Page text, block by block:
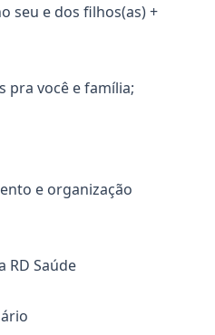
seu e dos filhos(as) +
pra você e família;
e organização
RD Saúde